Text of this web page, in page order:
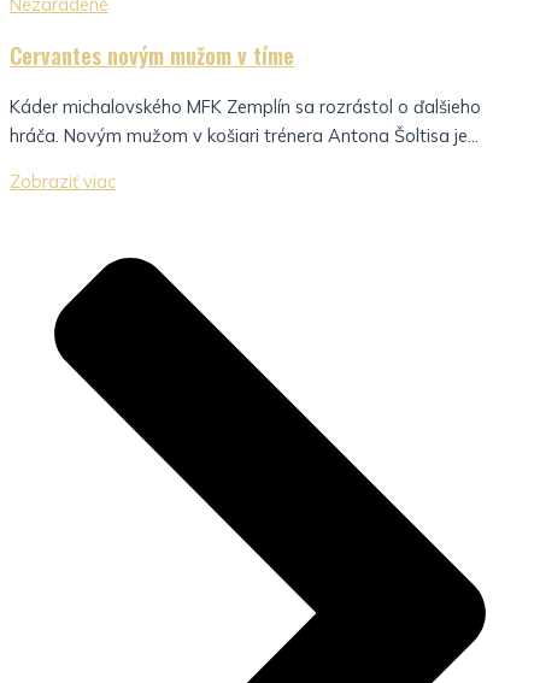
Cervantes novým mužom v tíme
Káder michalovského MFK Zemplín sa rozrástol o ďalšieho
hráča. Novým mužom v košiari trénera Antona Šoltisa je...
Zobraziť viac